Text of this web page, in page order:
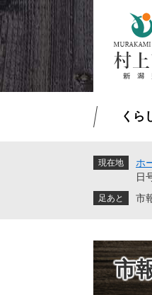
ペ
ー
ジ
の
先
頭
メ
ニ
ュ
ー
を
飛
くら
現在地 ホ
日
市
市